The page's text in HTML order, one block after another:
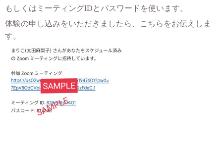
もしくはミーティングIDとパスワードを使います。
体験の申し込みをいただきましたら、こちらをお伝えしま
す。